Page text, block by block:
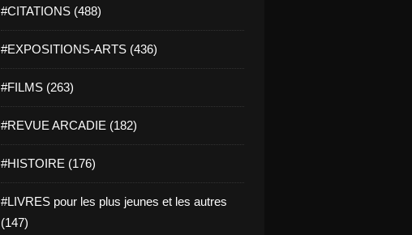
#CITATIONS (488)
#EXPOSITIONS-ARTS (436)
#FILMS (263)
#REVUE ARCADIE (182)
#HISTOIRE (176)
#LIVRES pour les plus jeunes et les autres
(147)